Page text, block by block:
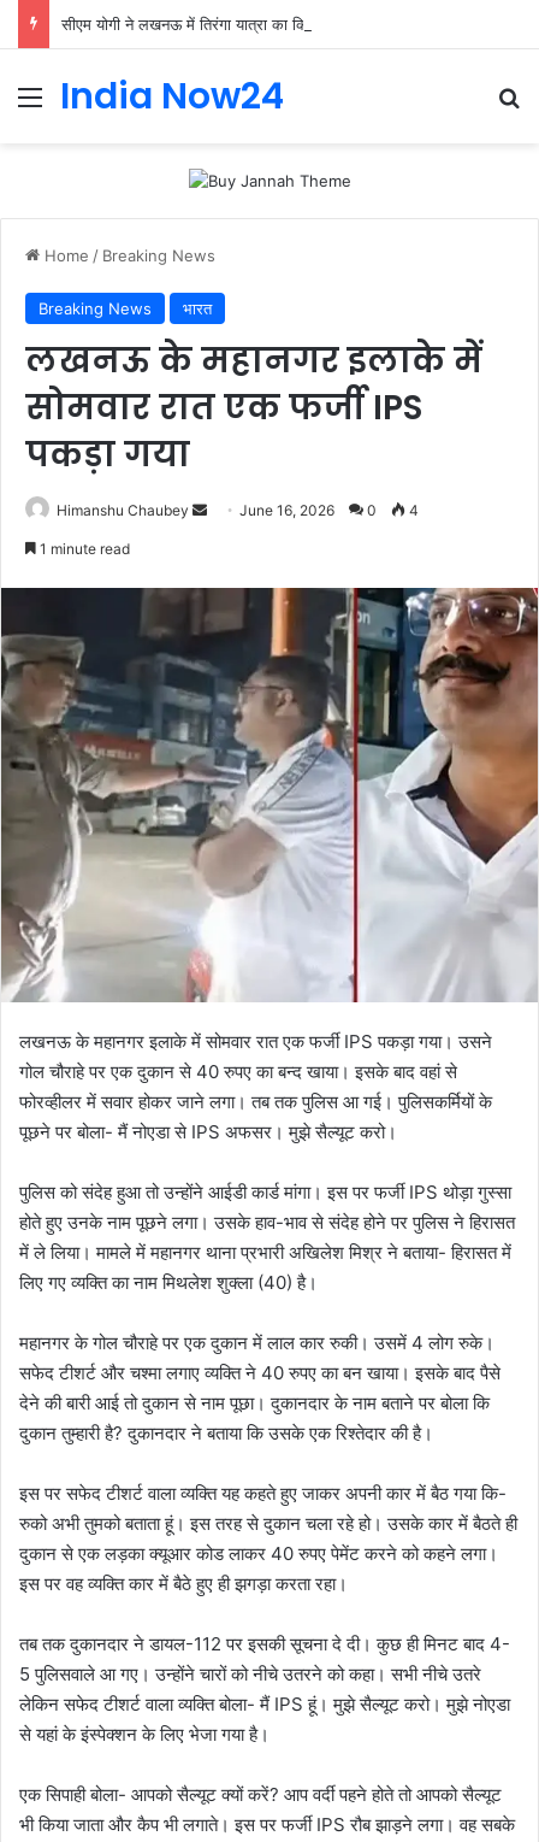
India Now24
Home / Breaking News
Breaking News भारत
लखनऊ के महानगर इलाके में
सोमवार रात एक फर्जी IPS
पकड़ा गया
Himanshu Chaubey June 16, 2026 0 4
1 minute read
लखनऊ के महानगर इलाके में सोमवार रात एक फर्जी IPS पकड़ा गया। उसने
गोल चौराहे पर एक दुकान से 40 रुपए का बन्द खाया। इसके बाद वहां से
फोरव्हीलर में सवार होकर जाने लगा। तब तक पुलिस आ गई। पुलिसकर्मियों के
पूछने पर बोला- मैं नोएडा से IPS अफसर। मुझे सैल्यूट करो।
पुलिस को संदेह हुआ तो उन्होंने आईडी कार्ड मांगा। इस पर फर्जी IPS थोड़ा गुस्सा
होते हुए उनके नाम पूछने लगा। उसके हाव-भाव से संदेह होने पर पुलिस ने हिरासत
में ले लिया। मामले में महानगर थाना प्रभारी अखिलेश मिश्र ने बताया- हिरासत में
लिए गए व्यक्ति का नाम मिथलेश शुक्ला (40) है।
महानगर के गोल चौराहे पर एक दुकान में लाल कार रुकी। उसमें 4 लोग रुके।
सफेद टीशर्ट और चश्मा लगाए व्यक्ति ने 40 रुपए का बन खाया। इसके बाद पैसे
देने की बारी आई तो दुकान से नाम पूछा। दुकानदार के नाम बताने पर बोला कि
दुकान तुम्हारी है? दुकानदार ने बताया कि उसके एक रिश्तेदार की है।
इस पर सफेद टीशर्ट वाला व्यक्ति यह कहते हुए जाकर अपनी कार में बैठ गया कि-
रुको अभी तुमको बताता हूं। इस तरह से दुकान चला रहे हो। उसके कार में बैठते ही
दुकान से एक लड़का क्यूआर कोड लाकर 40 रुपए पेमेंट करने को कहने लगा।
इस पर वह व्यक्ति कार में बैठे हुए ही झगड़ा करता रहा।
तब तक दुकानदार ने डायल-112 पर इसकी सूचना दे दी। कुछ ही मिनट बाद 4-
5 पुलिसवाले आ गए। उन्होंने चारों को नीचे उतरने को कहा। सभी नीचे उतरे
लेकिन सफेद टीशर्ट वाला व्यक्ति बोला- मैं IPS हूं। मुझे सैल्यूट करो। मुझे नोएडा
से यहां के इंस्पेक्शन के लिए भेजा गया है।
एक सिपाही बोला- आपको सैल्यूट क्यों करें? आप वर्दी पहने होते तो आपको सैल्यूट
भी किया जाता और कैप भी लगाते। इस पर फर्जी IPS रौब झाड़ने लगा। वह सबके